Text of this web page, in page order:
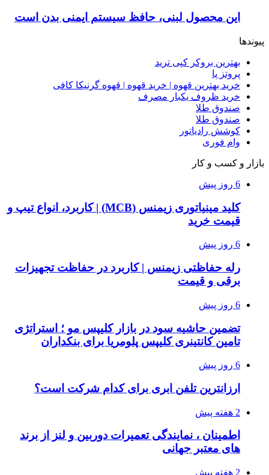
این محصول لبنی، حافظ سیستم ایمنی بدن است
پیوندها
بهترین بروکر کپی ترید
پروتز پا
خرید بهترین قهوه | خرید قهوه | قهوه گرنیکا کافی
خرید ظروف یکبار مصرف
صندوق طلا
صندوق طلا
کوشش رادیاتور
وام فوری
بازار و کسب و کار
6 روز پیش
کلید مینیاتوری زیمنس (MCB) | کاربرد، انواع تیپ و
قیمت خرید
6 روز پیش
رله حفاظتی زیمنس | کاربرد در حفاظت تجهیزات
برقی و قیمت
6 روز پیش
تضمین حاشیه سود در بازار کلیپس مو ؛ استراتژی
تامین کانتینری کلیپس پلومریا برای بنکداران
6 روز پیش
ارزانترین تلفن ابری برای کدام شرکت است؟
2 هفته پیش
اطمینان ، نمایندگی تعمیرات دوربین و لنز از برند
های معتبر جهانی
2 هفته پیش